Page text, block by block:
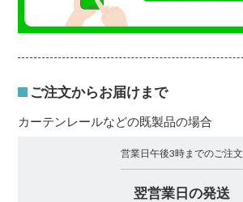
ご注文からお届けまで
カーテンレールなどの既製品の場合
営業日午後3時までのご注文
翌営業日の発送